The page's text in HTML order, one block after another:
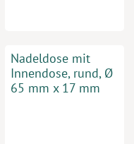
Nadeldose mit
Innendose, rund, Ø
65 mm x 17 mm